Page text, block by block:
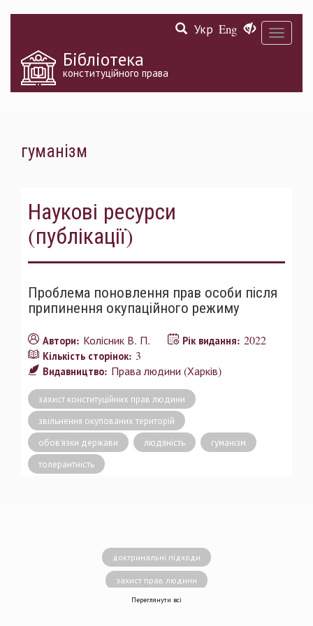
Toggle
Укр Eng
Бібліотека
конституційного права
гуманізм
Наукові ресурси
(публікації)
Проблема поновлення прав особи після
припинення окупаційного режиму
Автори: Колісник В. П. Рік видання: 2022
Кількість сторінок: 3
Видавництво: Права людини (Харків)
захист конституційних прав людини
звільнення окупованих територій
обов'язки держави
людяність
гуманізм
толерантність
доктринальні підходи
захист прав людини
децентралізація влади
Переглянути всі